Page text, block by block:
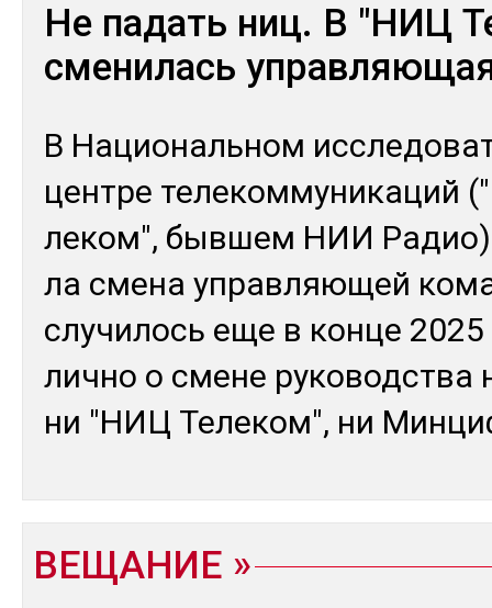
Не падать ниц. В "НИЦ
сменилась
В На­цио­наль­ном
цен­тре те­леком­му­ника­ций
леком", быв­шем НИИ
ла сме­на уп­рав­ляю­щей
слу­чилось еще в кон­це 2025
лич­но о сме­не ру­ководс­тва
ни "НИЦ Те­леком", ни
ВЕЩАНИЕ